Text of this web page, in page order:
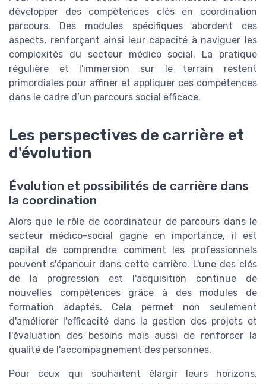
développer des compétences clés en coordination
parcours. Des modules spécifiques abordent ces
aspects, renforçant ainsi leur capacité à naviguer les
complexités du secteur médico social. La pratique
régulière et l'immersion sur le terrain restent
primordiales pour affiner et appliquer ces compétences
dans le cadre d’un parcours social efficace.
Les perspectives de carrière et
d'évolution
Évolution et possibilités de carrière dans
la coordination
Alors que le rôle de coordinateur de parcours dans le
secteur médico-social gagne en importance, il est
capital de comprendre comment les professionnels
peuvent s'épanouir dans cette carrière. L'une des clés
de la progression est l'acquisition continue de
nouvelles compétences grâce à des modules de
formation adaptés. Cela permet non seulement
d'améliorer l'efficacité dans la gestion des projets et
l'évaluation des besoins mais aussi de renforcer la
qualité de l'accompagnement des personnes.
Pour ceux qui souhaitent élargir leurs horizons,